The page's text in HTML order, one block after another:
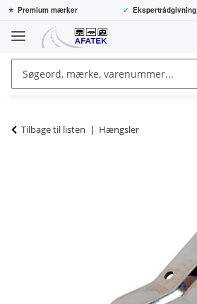
⭐ Premium mærker ✓ Ekspertrådgivning
Tilbage til listen Hængsler